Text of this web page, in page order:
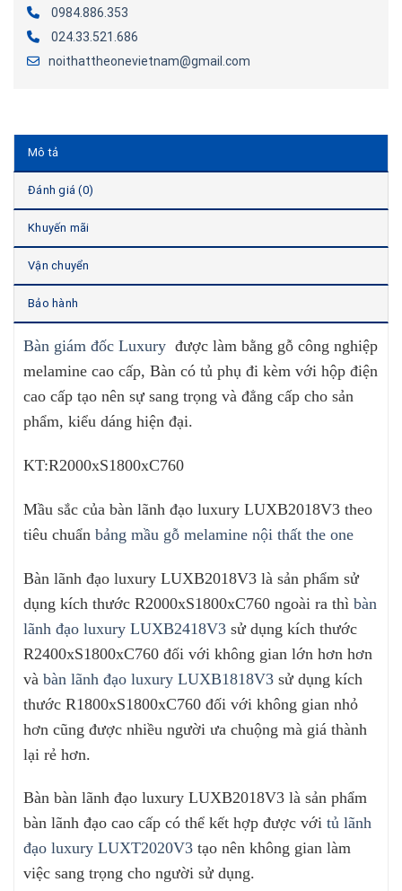
0984.886.353
024.33.521.686
noithattheonevietnam@gmail.com
Mô tả
Đánh giá (0)
Khuyến mãi
Vận chuyển
Bảo hành
Bàn giám đốc Luxury được làm bằng gỗ công nghiệp
melamine cao cấp, Bàn có tủ phụ đi kèm với hộp điện
cao cấp tạo nên sự sang trọng và đẳng cấp cho sản
phẩm, kiểu dáng hiện đại.
KT:R2000xS1800xC760
Mầu sắc của bàn lãnh đạo luxury LUXB2018V3 theo
tiêu chuẩn bảng mầu gỗ melamine nội thất the one
Bàn lãnh đạo luxury LUXB2018V3 là sản phẩm sử
dụng kích thước R2000xS1800xC760 ngoài ra thì bàn
lãnh đạo luxury LUXB2418V3 sử dụng kích thước
R2400xS1800xC760 đối với không gian lớn hơn hơn
và bàn lãnh đạo luxury LUXB1818V3 sử dụng kích
thước R1800xS1800xC760 đối với không gian nhỏ
hơn cũng được nhiều người ưa chuộng mà giá thành
lại rẻ hơn.
Bàn bàn lãnh đạo luxury LUXB2018V3 là sản phẩm
bàn lãnh đạo cao cấp có thể kết hợp được với tủ lãnh
đạo luxury LUXT2020V3 tạo nên không gian làm
việc sang trọng cho người sử dụng.